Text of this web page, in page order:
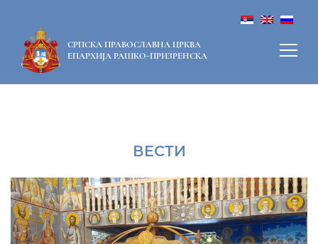
СРПСКА ПРАВОСЛАВНА ЦРКВА
ЕПАРХИЈА РАШКО-ПРИЗРЕНСКА
ВЕСТИ